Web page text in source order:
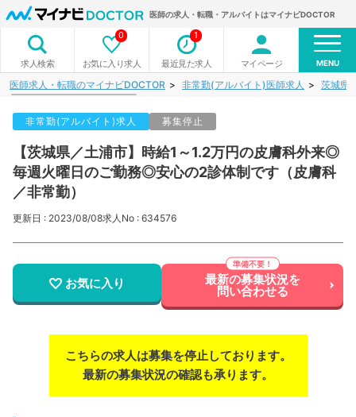
医師の求人・転職・アルバイトはマイナビDOCTOR
求人検索 お気に入り求人
0
最近見た求人
1
マイページ MENU
医師求人・転職のマイナビDOCTOR 非常勤(アルバイト)医師求人 茨城県
非常勤(アルバイト)求人 募集停止
【茨城県／土浦市】時給1～1.2万円の皮膚科外来◎
毎週火曜日のご勤務◎安心の2診体制です（皮膚科
／非常勤）
更新日 : 2023/08/08求人No : 634576
お気に入り 最新の募集状況を
問い合わせる
こちらの求人は募集を停止しております。
最新の募集状況の確認も承ります。